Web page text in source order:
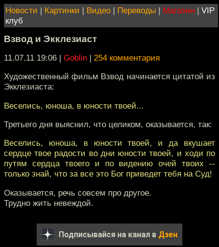
Новости | Картинки | Видео | Переводы | Магазин | VIP
клуб
Взвод и Экклезиаст
11.07.11 19:06 | Goblin | 254 комментария
Художественный фильм Взвод начинается цитатой из
Экклезиаста:
Веселись, юноша, в юности твоей...
Третьего дня выяснил, что целиком, оказывается, так:
Веселись, юноша, в юности твоей, и да вкушает
сердце твое радости во дни юности твоей, и ходи по
путям сердца твоего и по видению очей твоих --
только знай, что за все это Бог приведет тебя на Суд!
Оказывается, речь совсем про другое.
Трудно жить невеждой.
Подписывайся на канал в Дзен